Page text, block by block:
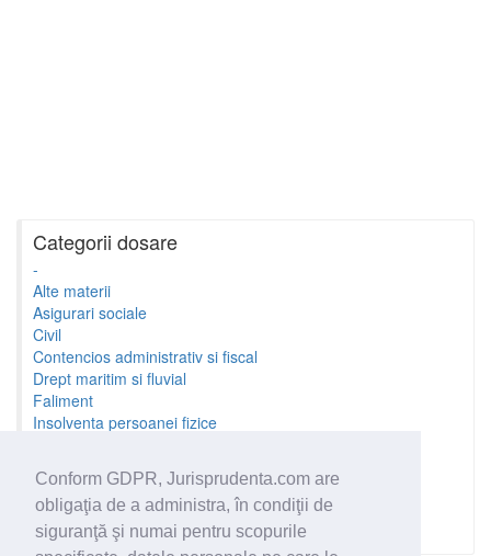
Conform GDPR, Jurisprudenta.com are
obligaţia de a administra, în condiţii de
siguranţă şi numai pentru scopurile
Categorii dosare
-
Alte materii
Asigurari sociale
Civil
Contencios administrativ si fiscal
Drept maritim si fluvial
Faliment
Insolventa persoanei fizice
Minori si familie
Penal
Proprietate Intelectuala